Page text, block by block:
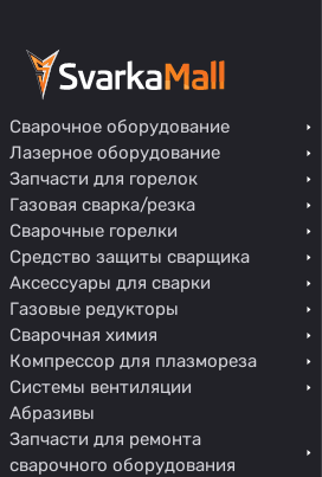
Сварочное оборудование
Лазерное оборудование
Запчасти для горелок
Газовая сварка/резка
Сварочные горелки
Средство защиты сварщика
Аксессуары для сварки
Газовые редукторы
Сварочная химия
Компрессор для плазмореза
Системы вентиляции
Абразивы
Запчасти для ремонта
сварочного оборудования